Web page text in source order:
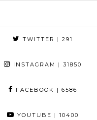
TWITTER | 291
INSTAGRAM | 31850
FACEBOOK | 6586
YOUTUBE | 10400